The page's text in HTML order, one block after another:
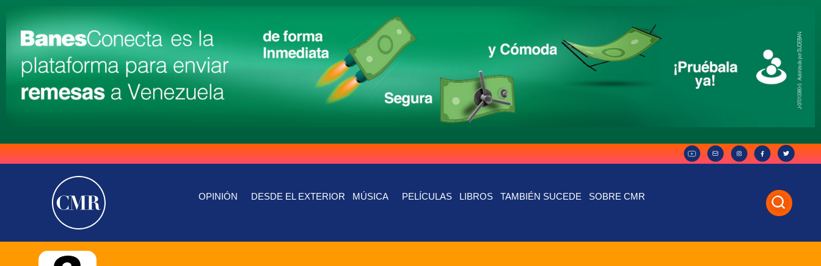
OPINIÓN DESDE EL EXTERIOR MÚSICA PELÍCULAS LIBROS TAMBIÉN SUCEDE SOBRE CMR